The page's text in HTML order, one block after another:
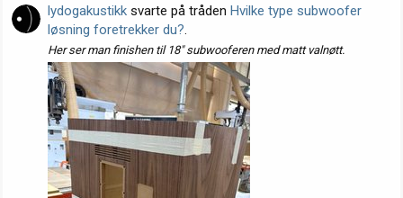
lydogakustikk svarte på tråden Hvilke type subwoofer
løsning foretrekker du?.
Her ser man finishen til 18" subwooferen med matt valnøtt.